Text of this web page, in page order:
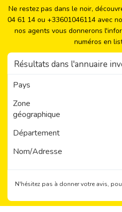
Ne restez pas dans le noir,
04 61 14 ou +33601046114 avec
nos agents vous donnerons
numéros en
Résultats dans l'annuaire
Pays
Zone
géographique
Département
Nom/Adresse
N'hésitez pas à donner votre avis,